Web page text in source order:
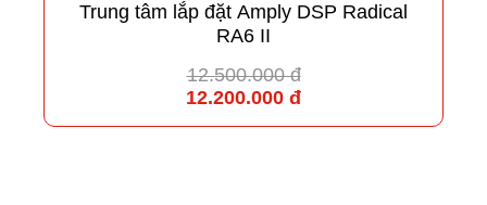
Trung tâm lắp đặt Amply DSP Radical
RA6 II
12.500.000 đ
12.200.000 đ